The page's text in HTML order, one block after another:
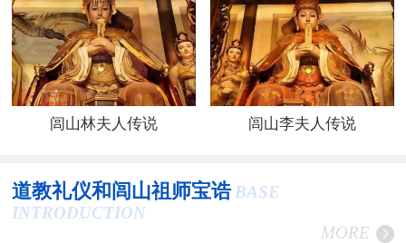
闾山林夫人传说 闾山李夫人传说
道教礼仪和闾山祖师宝诰 BASE
INTRODUCTION
MORE